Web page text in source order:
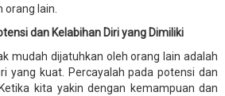
lain.
dan Kelabihan Diri yang Dimiliki
mudah dijatuhkan oleh orang lain adalah
yang kuat. Percayalah pada potensi dan
kita yakin dengan kemampuan dan